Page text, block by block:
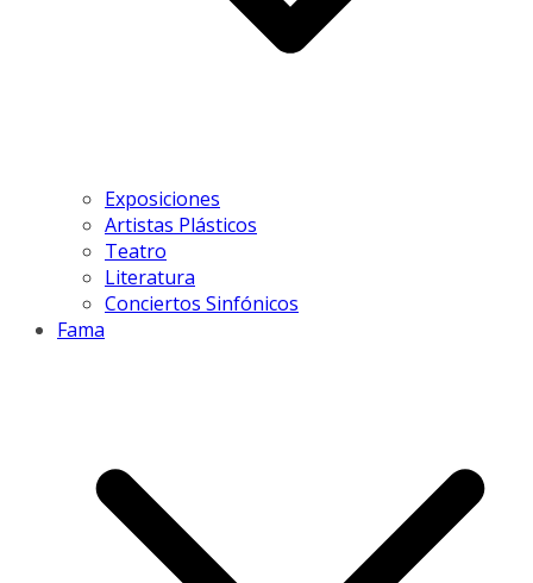
Exposiciones
Artistas Plásticos
Teatro
Literatura
Conciertos Sinfónicos
Fama